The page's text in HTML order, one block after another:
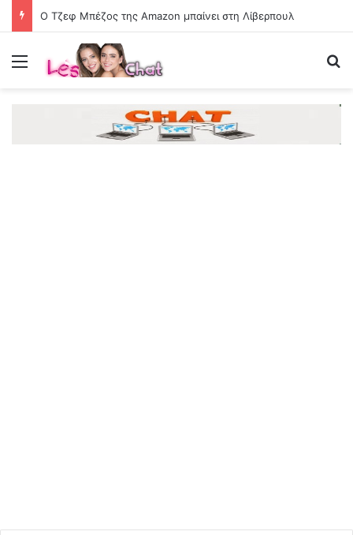
Ο Τζεφ Μπέζος της Amazon μπαίνει στη Λίβερπουλ
Menu